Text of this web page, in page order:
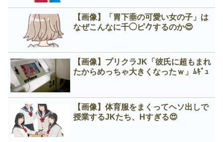
【画像】「胃下垂の可愛い女の子」は
なぜこんなに千◯ピ𠂊するのか😍
【画像】プリクラJK「彼氏に超もまれ
たからめっちゃ大きくなったｗ」ﾑｷﾞｭ
【画像】体育服をまくってヘソ出しで
授業するJKたち、Нすぎる😍